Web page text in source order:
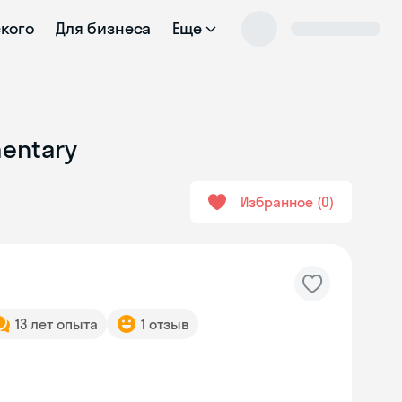
Для бизнеса Еще
Избранное 0
13 лет опыта 1 отзыв